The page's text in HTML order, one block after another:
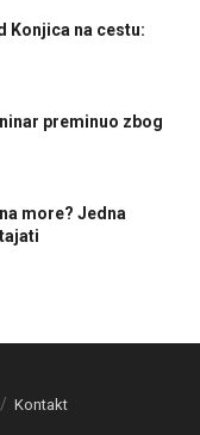
Konjica na cestu:
preminuo zbog
more? Jedna
Kontakt